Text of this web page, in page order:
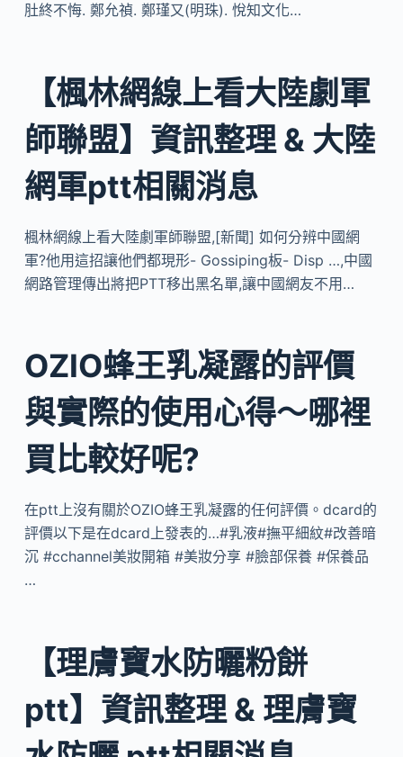
肚終不悔. 鄭允禎. 鄭瑾又(明珠). 悅知文化…
【楓林網線上看大陸劇軍
師聯盟】資訊整理 & 大陸
網軍ptt相關消息
楓林網線上看大陸劇軍師聯盟,[新聞] 如何分辨中國網
軍?他用這招讓他們都現形- Gossiping板- Disp …,中國
網路管理傳出將把PTT移出黑名單,讓中國網友不用…
OZIO蜂王乳凝露的評價
與實際的使用心得～哪裡
買比較好呢?
在ptt上沒有關於OZIO蜂王乳凝露的任何評價。dcard的
評價以下是在dcard上發表的…#乳液#撫平細紋#改善暗
沉 #cchannel美妝開箱 #美妝分享 #臉部保養 #保養品
…
【理膚寶水防曬粉餅
ptt】資訊整理 & 理膚寶